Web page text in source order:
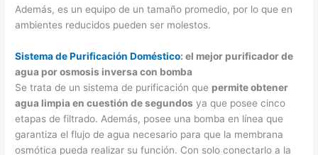
Además, es un equipo de un tamaño promedio, por lo que en
ambientes reducidos pueden ser molestos.
Sistema de Purificación Doméstico: el mejor purificador de
agua por osmosis inversa con bomba
Se trata de un sistema de purificación que permite obtener
agua limpia en cuestión de segundos ya que posee cinco
etapas de filtrado. Además, posee una bomba en línea que
garantiza el flujo de agua necesario para que la membrana
osmótica pueda realizar su función. Con solo conectarlo a la